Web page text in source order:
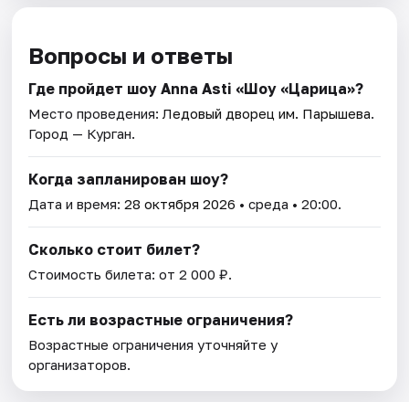
Вопросы и ответы
Где пройдет шоу Anna Asti «Шоу «Царица»?
Место проведения:Ледовый дворец им. Парышева.
Город — Курган.
Когда запланирован шоу?
Дата и время:28 октября 2026 • среда • 20:00.
Сколько стоит билет?
Стоимость билета: от 2 000 ₽.
Есть ли возрастные ограничения?
Возрастные ограничения уточняйте у
организаторов.